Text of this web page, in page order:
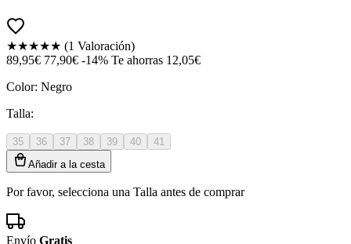
★★★★★ (1 Valoración)
89,95€ 77,90€ -14% Te ahorras 12,05€
Color: Negro
Talla:
35 36 37 38 39 40
41
Añadir a la cesta
Por favor, selecciona una Talla antes de comprar
Envío Gratis